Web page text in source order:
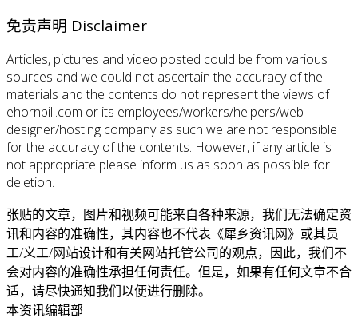
免责声明 Disclaimer
Articles, pictures and video posted could be from various
sources and we could not ascertain the accuracy of the
materials and the contents do not represent the views of
ehornbill.com or its employees/workers/helpers/web
designer/hosting company as such we are not responsible
for the accuracy of the contents. However, if any article is
not appropriate please inform us as soon as possible for
deletion.
张贴的文章，图片和视频可能来自各种来源，我们无法确定资
讯和内容的准确性，其内容也不代表《犀乡资讯网》或其员
工/义工/网站设计和有关网站托管公司的观点，因此，我们不
会对内容的准确性承担任何责任。但是，如果有任何文章不合
适，请尽快通知我们以便进行删除。
本资讯编辑部